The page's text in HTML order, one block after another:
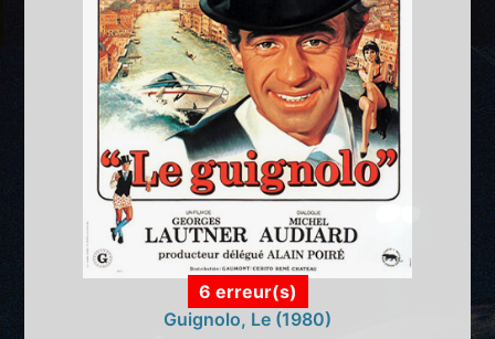
6 erreur(s)
Guignolo, Le (1980)